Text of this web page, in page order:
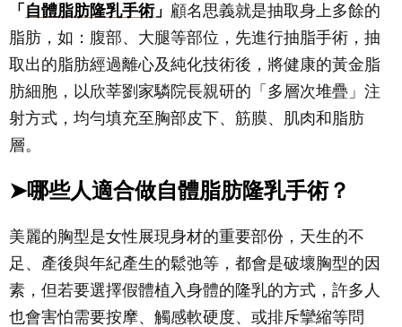
「 自體脂肪隆乳手術」 顧名思義就是抽取身上多餘的
脂肪，如：腹部、大腿等部位，先進行抽脂手術，抽
取出的脂肪經過離心及純化技術後，將健康的黃金脂
肪細胞，以欣莘劉家驎院長親研的「多層次堆疊」注
射方式，均勻填充至胸部皮下、筋膜、肌肉和脂肪
層。
➤哪些人適合做自體脂肪隆乳手術？
美麗的胸型是女性展現身材的重要部份，天生的不
足、產後與年紀產生的鬆弛等，都會是破壞胸型的因
素，但若要選擇假體植入身體的隆乳的方式，許多人
也會害怕需要按摩、觸感軟硬度、或排斥攣縮等問